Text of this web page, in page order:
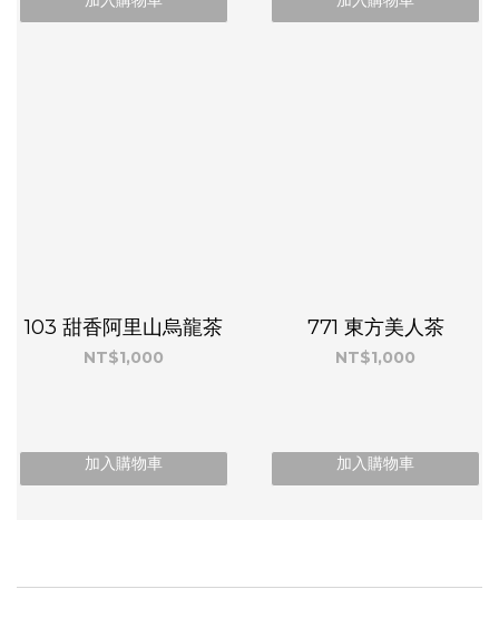
103 甜香阿里山烏龍茶
NT$1,000
加入購物車
771 東方美人茶
NT$1,000
加入購物車